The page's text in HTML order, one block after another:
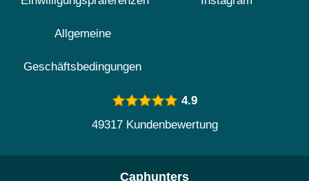
Allgemeine
Geschäftsbedingungen
4.9
49317 Kundenbewertung
Caphunters